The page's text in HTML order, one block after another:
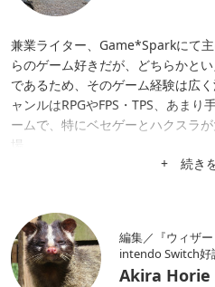
兼業ライター、Game*Sparkにて
らのゲーム好きだが、どちらかと
であるため、そのゲーム経験は広
ャンルはRPGやFPS・TPS、あま
ームで、特にベセゲーとハクスラ
場。
+ 続き
編集／『ウィザ
intendo Switch好
Akira Horie